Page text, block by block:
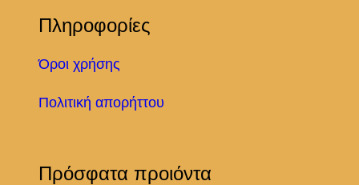
Πληροφορίες
Όροι χρήσης
Πολιτική απορήττου
Πρόσφατα προιόντα